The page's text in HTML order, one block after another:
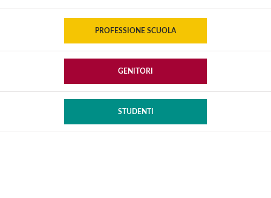
PROFESSIONE SCUOLA
GENITORI
STUDENTI